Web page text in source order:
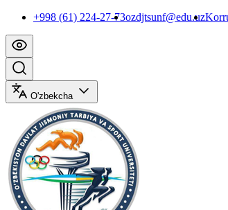
+998 (61) 224-27-73ozdjtsunf@edu.uz
O'zbekcha